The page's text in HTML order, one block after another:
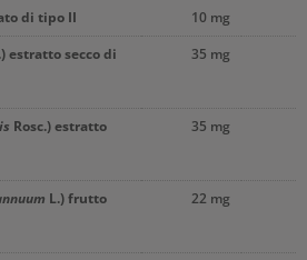
di tipo II
10 mg
estratto secco di
35 mg
Rosc.) estratto
35 mg
L.) frutto
22 mg